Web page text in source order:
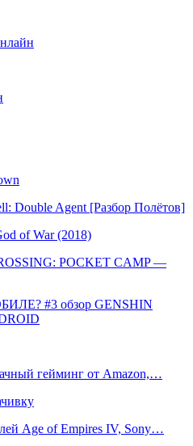
Double Agent [Разбор Полётов]
of War (2018)
POCKET CAMP —
#3 обзор GENSHIN
гейминг от Amazon,…
Age of Empires IV, Sony…